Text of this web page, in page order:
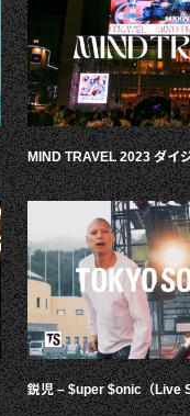
MIND TRAVEL 2023 ダイ
鋭児 – $uper $onic（Live